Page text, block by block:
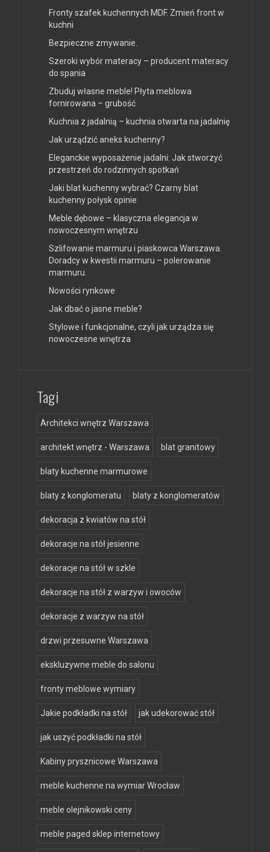
Fronty szafek kuchennych MDF. Zmień front w
kuchni
Bezpieczne zmywanie.
Szeroki wybór materacy – producent materacy
do spania
Zbuduj własne meble! Płyta meblowa
fornirowana – grubość
Kuchnia z jadalnią – kuchnia otwarta na jadalnię
Jak urządzić aneks kuchenny?
Eleganckie wyposażenie jadalni: Jak stworzyć
przestrzeń do rodzinnych spotkań
Jaki blat kuchenny wybrać? Czarny blat
kuchenny połysk opinie
Meble dębowe – klasyczna elegancja w
nowoczesnym wnętrzu
Szlifowanie marmuru i piaskowca Warszawa.
Doradcy w kwestii marmuru – polerowanie
marmuru.
Nowości rynkowe
Jak dbać o jasne meble?
Stylowe i funkcjonalne, czyli jak urządza się
nowoczesne wnętrza
Tagi
Architekci wnętrz Warszawa
architekt wnętrz - Warszawa blat granitowy
blaty kuchenne marmurowe
blaty z konglomeratu blaty z konglomeratów
dekoracja z kwiatów na stół
dekoracje na stół jesienne
dekoracje na stół w szkle
dekoracje na stół z warzyw i owoców
dekoracje z warzyw na stół
drzwi przesuwne Warszawa
ekskluzywne meble do salonu
fronty meblowe wymiary
Jakie podkładki na stół jak udekorować stół
jak uszyć podkładki na stół
Kabiny prysznicowe Warszawa
meble kuchenne na wymiar Wrocław
meble olejnikowski ceny
meble paged sklep internetowy